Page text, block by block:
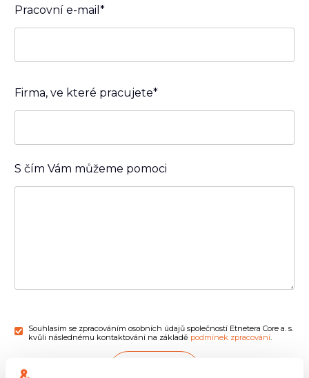
Pracovní e-mail*
Firma, ve které pracujete*
S čím Vám můžeme pomoci
Souhlasím se zpracováním osobních údajů společností Etnetera Core a. s.
kvůli následnému kontaktování na základě podmínek zpracování